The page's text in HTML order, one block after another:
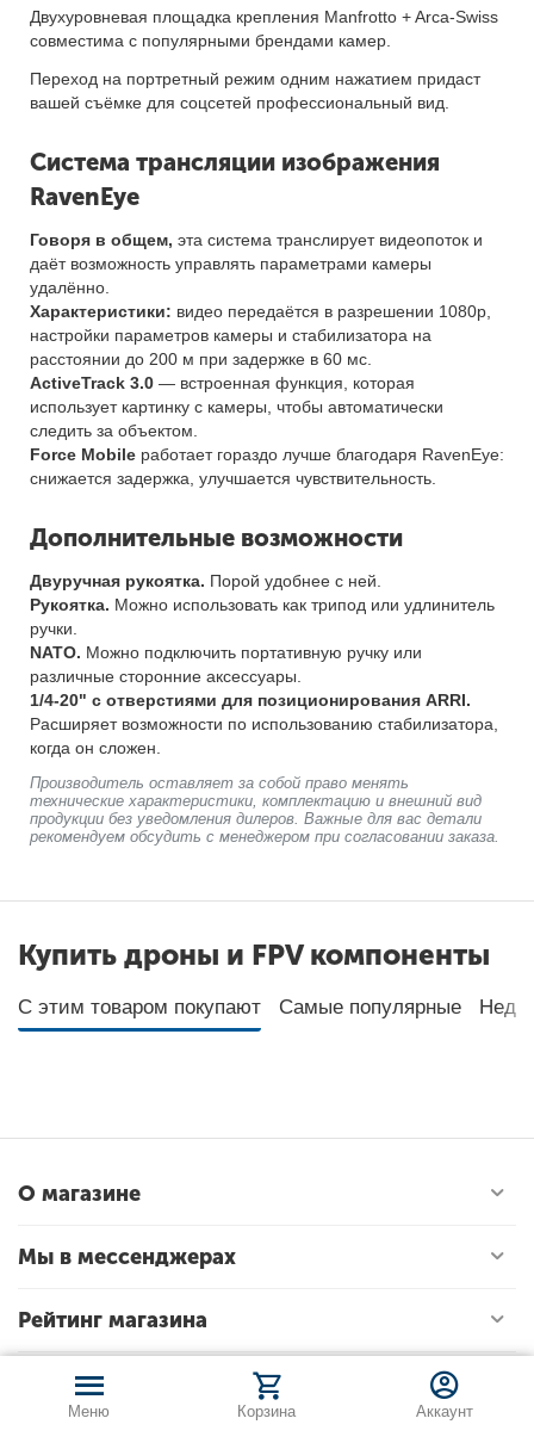
Двухуровневая площадка крепления Manfrotto + Arca-Swiss
совместима с популярными брендами камер.
Переход на портретный режим одним нажатием придаст
вашей съёмке для соцсетей профессиональный вид.
Система трансляции изображения
RavenEye
Говоря в общем, эта система транслирует видеопоток и
даёт возможность управлять параметрами камеры
удалённо.
Характеристики: видео передаётся в разрешении 1080p,
настройки параметров камеры и стабилизатора на
расстоянии до 200 м при задержке в 60 мс.
ActiveTrack 3.0 — встроенная функция, которая
использует картинку с камеры, чтобы автоматически
следить за объектом.
Force Mobile работает гораздо лучше благодаря RavenEye:
снижается задержка, улучшается чувствительность.
Дополнительные возможности
Двуручная рукоятка. Порой удобнее с ней.
Рукоятка. Можно использовать как трипод или удлинитель
ручки.
NATO. Можно подключить портативную ручку или
различные сторонние аксессуары.
1/4-20" с отверстиями для позиционирования ARRI.
Расширяет возможности по использованию стабилизатора,
когда он сложен.
Производитель оставляет за собой право менять
технические характеристики, комплектацию и внешний вид
продукции без уведомления дилеров. Важные для вас детали
рекомендуем обсудить с менеджером при согласовании заказа.
Купить дроны и FPV компоненты
С этим товаром покупают Самые популярные
О магазине
Мы в мессенджерах
Рейтинг магазина
Меню Корзина Аккаунт